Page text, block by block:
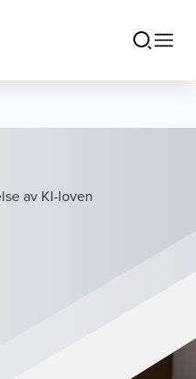
av KI-loven